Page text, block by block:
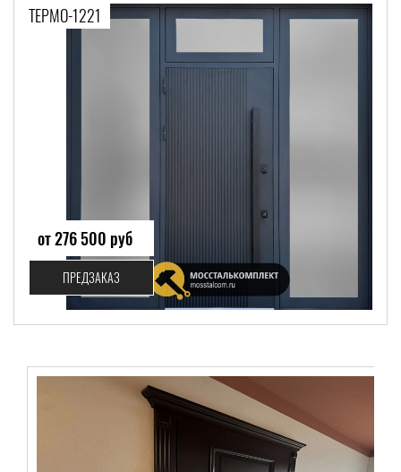
ТЕРМО-1221
от 276 500 руб
ПРЕДЗАКАЗ